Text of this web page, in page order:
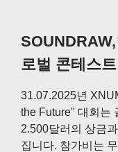
로벌 콘테스트
31.07.2025년
the Future" 대회는
2.500달러의 상금
집니다. 참가비는